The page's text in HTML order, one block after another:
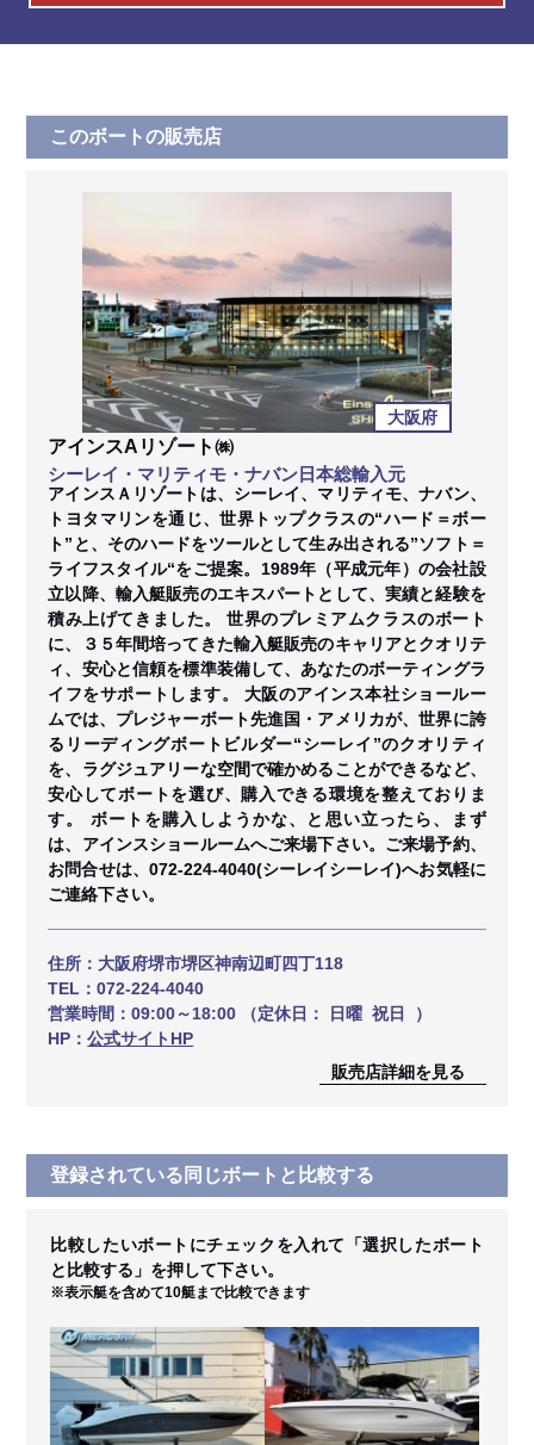
このボートの販売店
大阪府
アインスAリゾート㈱
シーレイ・マリティモ・ナバン日本総輸入元
アインスＡリゾートは、シーレイ、マリティモ、ナバン、
トヨタマリンを通じ、世界トップクラスの“ハード＝ボー
ト”と、そのハードをツールとして生み出される”ソフト＝
ライフスタイル“をご提案。1989年（平成元年）の会社設
立以降、輸入艇販売のエキスパートとして、実績と経験を
積み上げてきました。 世界のプレミアムクラスのボート
に、３５年間培ってきた輸入艇販売のキャリアとクオリテ
ィ、安心と信頼を標準装備して、あなたのボーティングラ
イフをサポートします。 大阪のアインス本社ショールー
ムでは、プレジャーボート先進国・アメリカが、世界に誇
るリーディングボートビルダー“シーレイ”のクオリティ
を、ラグジュアリーな空間で確かめることができるなど、
安心してボートを選び、購入できる環境を整えておりま
す。 ボートを購入しようかな、と思い立ったら、まず
は、アインスショールームへご来場下さい。ご来場予約、
お問合せは、072-224-4040(シーレイシーレイ)へお気軽に
ご連絡下さい。
住所： 大阪府堺市堺区神南辺町四丁118
TEL：072-224-4040
営業時間：09:00～18:00 （定休日： 日曜 祝日 ）
HP：公式サイトHP
販売店詳細を見る
登録されている同じボートと比較する
比較したいボートにチェックを入れて「選択したボート
と比較する」を押して下さい。
※表示艇を含めて10艇まで比較できます